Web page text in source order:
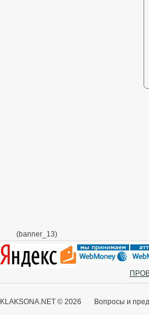
(banner_13)
KLAKSONA.NET © 2026 Вопросы и